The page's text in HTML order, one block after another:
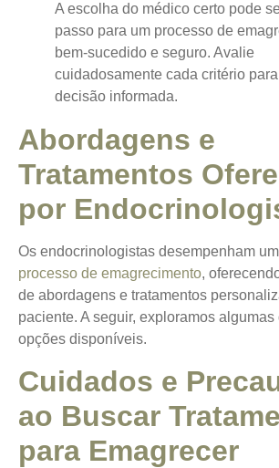
A escolha do médico certo pode
passo para um processo de
bem-sucedido e seguro. Avalie
cuidadosamente cada critério
decisão informada.
Abordagens e
Tratamentos
por
Os endocrinologistas desempenham um
processo de emagrecimento,
de abordagens e tratamentos
paciente. A seguir, exploramos
opções disponíveis.
Cuidados e
ao Buscar
para Emagrecer